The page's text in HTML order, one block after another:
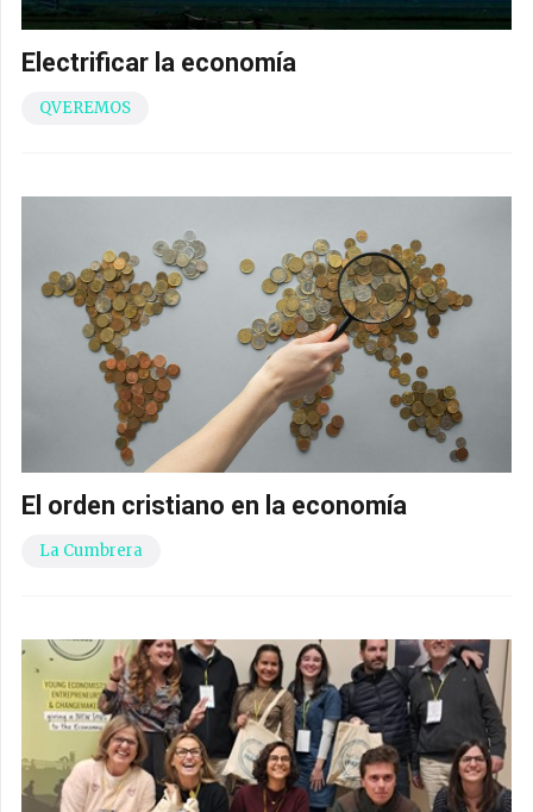
Electrificar la economía
QVEREMOS
El orden cristiano en la economía
La Cumbrera